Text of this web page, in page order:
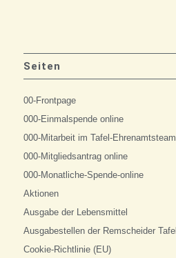
Seiten
00-Frontpage
000-Einmalspende online
000-Mitarbeit im Tafel-Ehrenamtsteam
000-Mitgliedsantrag online
000-Monatliche-Spende-online
Aktionen
Ausgabe der Lebensmittel
Ausgabestellen der Remscheider Tafel
Cookie-Richtlinie (EU)